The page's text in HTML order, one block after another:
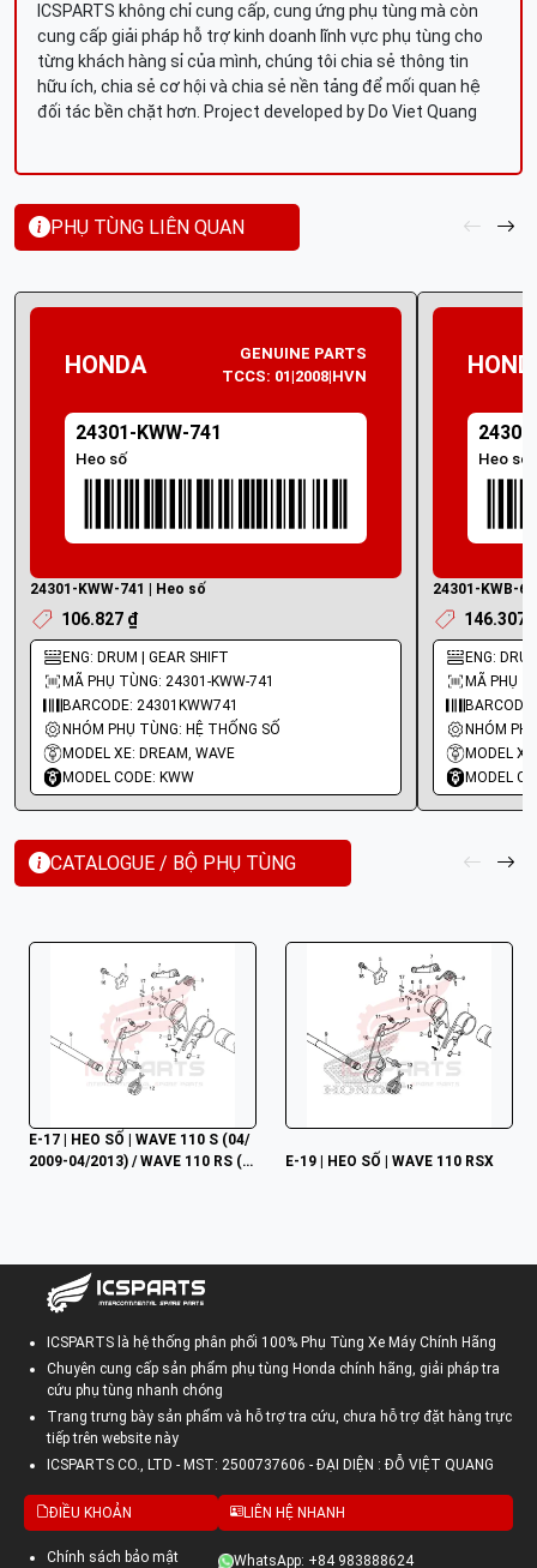
ICSPARTS không chỉ cung cấp, cung ứng phụ tùng mà còn
cung cấp giải pháp hỗ trợ kinh doanh lĩnh vực phụ tùng cho
từng khách hàng sỉ của mình, chúng tôi chia sẻ thông tin
hữu ích, chia sẻ cơ hội và chia sẻ nền tảng để mối quan hệ
đối tác bền chặt hơn. Project developed by Do Viet Quang
PHỤ TÙNG LIÊN QUAN
HONDA
GENUINE PARTS
TCCS: 01|2008|HVN
24301-KWW-741
Heo số
24301-KWW-741 | Heo số
106.827 ₫
ENG: DRUM | GEAR SHIFT
MÃ PHỤ TÙNG: 24301-KWW-741
BARCODE: 24301KWW741
NHÓM PHỤ TÙNG: HỆ THỐNG SỐ
MODEL XE: DREAM, WAVE
MODEL CODE: KWW
Heo số
24301-KWB-
146.307
ENG:
MÃ PHỤ
NHÓM
MODEL
MODEL
CATALOGUE / BỘ PHỤ TÙNG
E-17 | HEO SỐ | WAVE 110 S (04/
2009-04/2013) / WAVE 110 RS (0
E-19 | HEO SỐ | WAVE 110 RSX
ICSPARTS là hệ thống phân phối 100% Phụ Tùng Xe Máy Chính Hãng
Chuyên cung cấp sản phẩm phụ tùng Honda chính hãng, giải pháp tra
cứu phụ tùng nhanh chóng
Trang trưng bày sản phẩm và hỗ trợ tra cứu, chưa hỗ trợ đặt hàng trực
tiếp trên website này
ICSPARTS CO., LTD - MST: 2500737606 - ĐẠI DIỆN : ĐỖ VIỆT QUANG
ĐIỀU KHOẢN
Chính sách bảo mật
LIÊN HỆ NHANH
WhatsApp: +84 983888624